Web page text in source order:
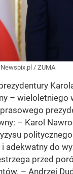
Newspix.pl / ZUMA
– wieloletniego
– Karol
adekwatny do
przed
– Andrzej